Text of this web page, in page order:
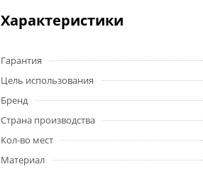
Характеристики
Гарантия
Цель использования
Бренд
Страна производства
Кол-во мест
Материал